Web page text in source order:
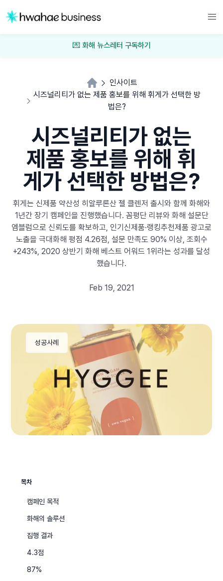
💌 화해 뉴스레터 구독하기
인사이트
시즈널리티가 없는 제품 홍보를 위해 휘게가 선택한 방
법은?
시즈널리티가 없는
제품 홍보를 위해 휘
게가 선택한 방법은?
휘게는 신제품 약산성 히알루론산 젤 클렌저 출시와 함께 화해와
1년간 장기 캠페인을 진행했습니다. 꼼평단 리뷰와 화해 설문단
엠블럼으로 신뢰도를 확보하고, 인기신제품·랭킹추천제품 광고로
노출을 극대화해 평점 4.26점, 설문 만족도 90% 이상, 조회수
+243%, 2020 상반기 화해 베스트 어워드 1위라는 성과를 달성
했습니다.
Feb 19, 2021
성공사례
목차
캠페인 목적
화해의 솔루션
집행 결과
4.3점
87%